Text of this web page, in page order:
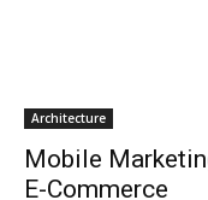
Architecture
Mobile
E-Commerce